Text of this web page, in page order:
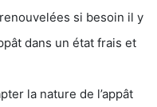
si besoin il y
dans un état frais et
la nature de l’appât